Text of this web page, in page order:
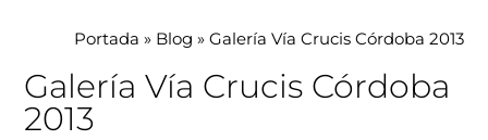
Portada » Blog » Galería Vía Crucis Córdoba 2013
Galería Vía Crucis Córdoba
2013